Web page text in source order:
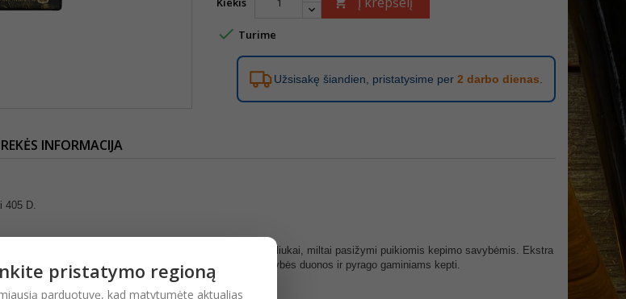
 Turime
Užsisakę šiandien, pristatysime per 2 darbo dienas
INFORMACIJA
405 D.
D išsiskiria birumu, baltumu, tešloje nesusidaro gumuliukai, miltai pasižymi puikiomis kepimo savybėmis. Ekstra
gaminiams, biskvitams, pyragėliams, aukštos kokybės duonos ir pyrago gaminiams kepti.
pristatymo regioną
parduotuvę, kad matytumėte aktualias